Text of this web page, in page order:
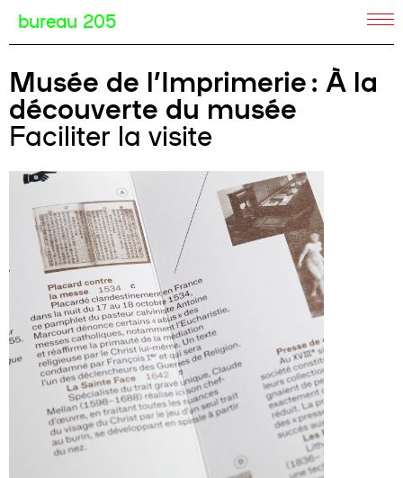
bureau 205
Musée de l’Imprimerie : À la
découverte du musée
Faciliter la visite